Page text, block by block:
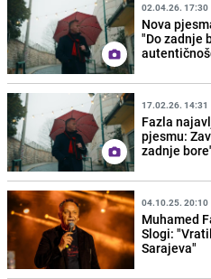
02.04.26. 17:30
Nova
"Do zadnje
17.02.26. 14:31
Fazla
pjesmu:
zadnje bore'
04.10.25. 20:10
Muhamed
Slogi:
Sarajeva"